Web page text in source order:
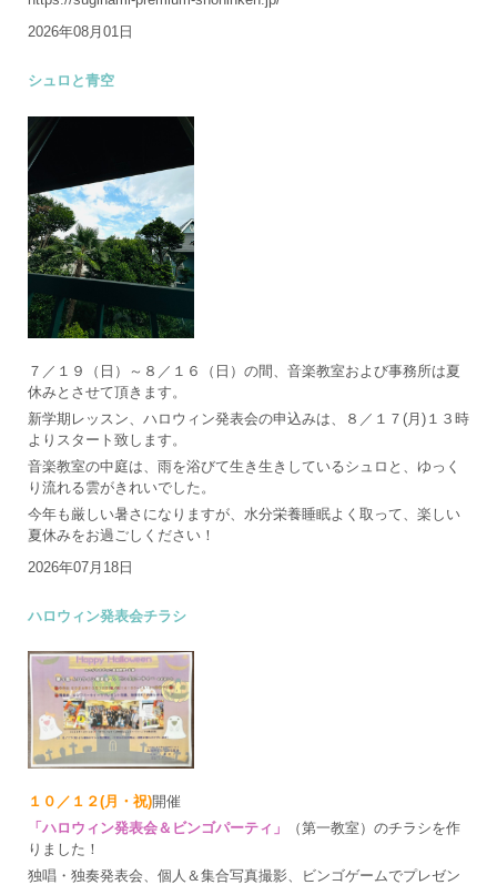
2026年08月01日
シュロと青空
７／１９（日）～８／１６（日）の間、音楽教室および事務所は夏
休みとさせて頂きます。
新学期レッスン、ハロウィン発表会の申込みは、８／１７(月)１３時
よりスタート致します。
音楽教室の中庭は、雨を浴びて生き生きしているシュロと、ゆっく
り流れる雲がきれいでした。
今年も厳しい暑さになりますが、水分栄養睡眠よく取って、楽しい
夏休みをお過ごしください！
2026年07月18日
ハロウィン発表会チラシ
１０／１２(月・祝)開催
「ハロウィン発表会＆ビンゴパーティ」
（第一教室）のチラシを作
りました！
独唱・独奏発表会、個人＆集合写真撮影、ビンゴゲームでプレゼン